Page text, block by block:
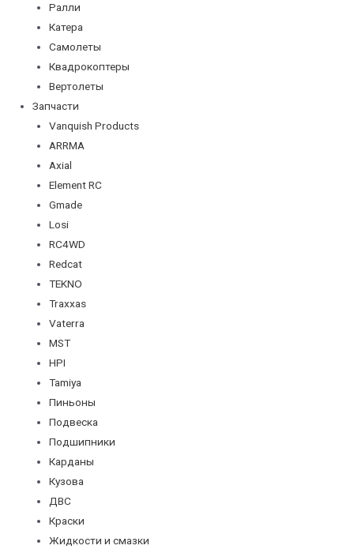
Ралли
Катера
Самолеты
Квадрокоптеры
Вертолеты
Запчасти
Vanquish Products
ARRMA
Axial
Element RC
Gmade
Losi
RC4WD
Redcat
TEKNO
Traxxas
Vaterra
MST
HPI
Tamiya
Пиньоны
Подвеска
Подшипники
Карданы
Кузова
ДВС
Краски
Жидкости и смазки